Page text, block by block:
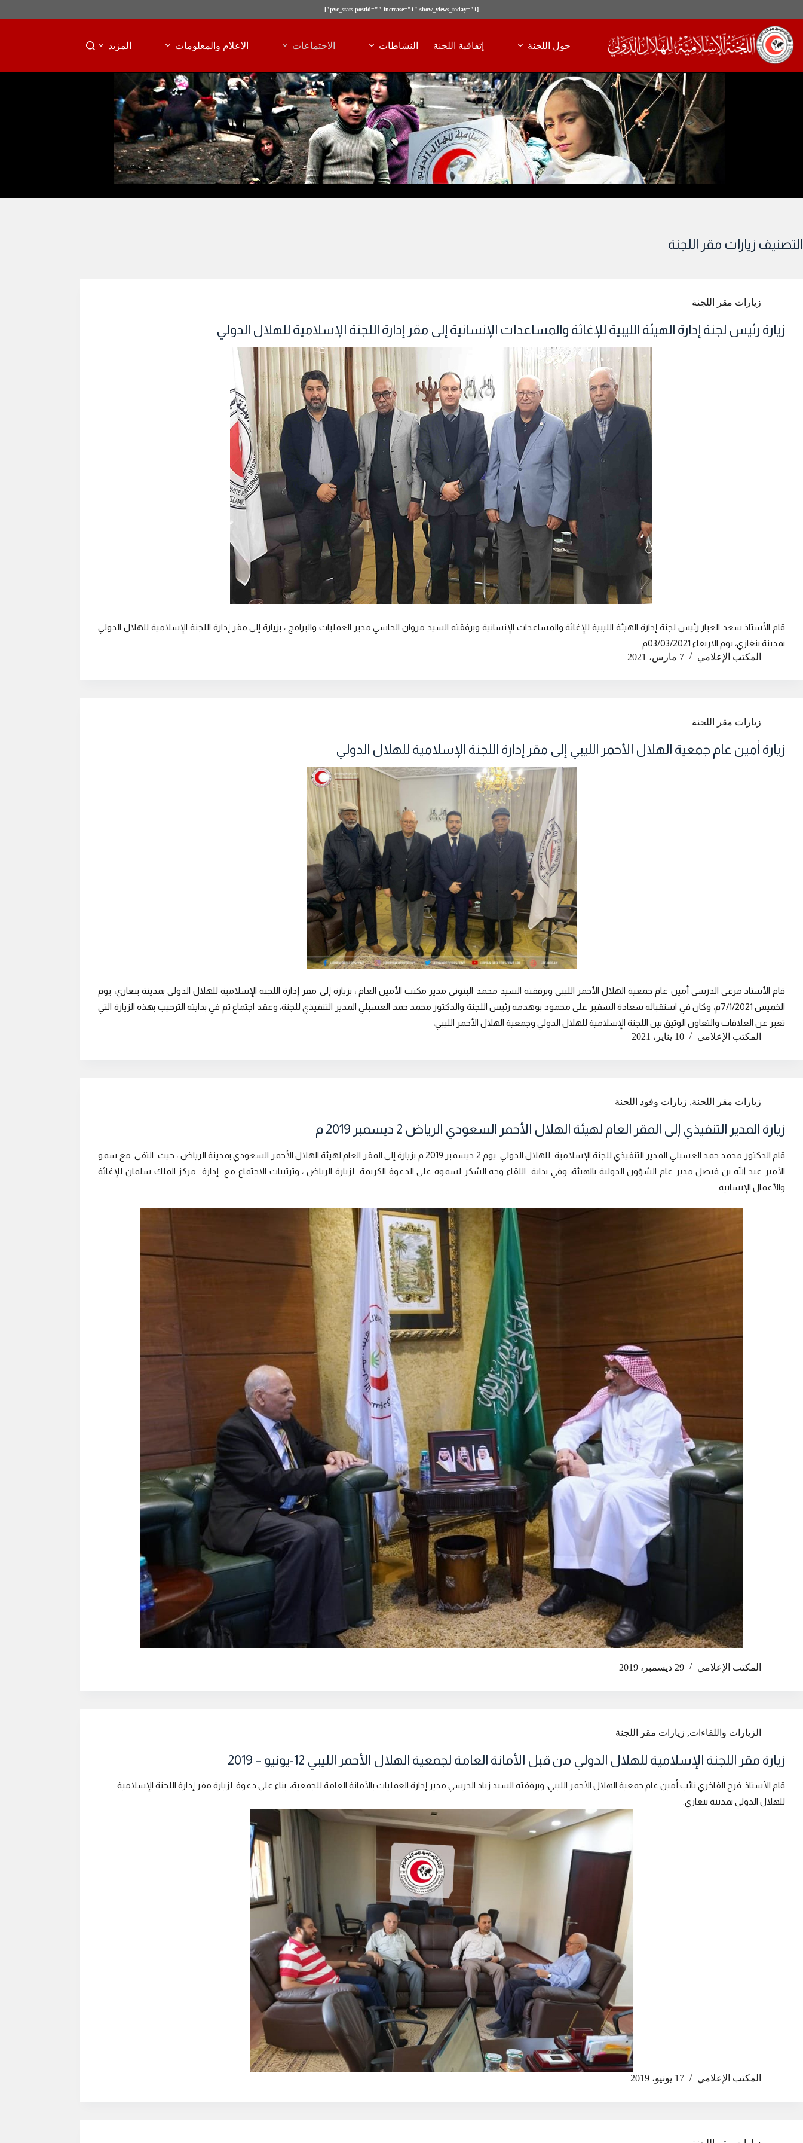
[pvc_stats postid="" increase="1" show_views_today="1"]
التجاوز
إلى
المحتوى
حول اللجنة إتفاقية اللجنة النشاطات الاجتماعات الاعلام والمعلومات المزيد
التصنيف زيارات مقر اللجنة
زيارات مقر اللجنة
زيارة رئيس لجنة إدارة الهيئة الليبية للإغاثة والمساعدات الإنسانية إلى مقر إدارة اللجنة الإسلامية للهلال الدولي
قام الأستاذ سعد العبار رئيس لجنة إدارة الهيئة الليبية للإغاثة والمساعدات الإنسانية وبرفقته السيد مروان الحاسي مدير العمليات والبرامج ، بزيارة إلى مقر إدارة اللجنة الإسلامية للهلال الدولي
بمدينة بنغازي، يوم الاربعاء 03/03/2021م
المكتب الإعلامي
7 مارس، 2021
زيارات مقر اللجنة
زيارة أمين عام جمعية الهلال الأحمر الليبي إلى مقر إدارة اللجنة الإسلامية للهلال الدولي
قام الأستاذ مرعي الدرسي أمين عام جمعية الهلال الأحمر الليبي وبرفقته السيد محمد البنوني مدير مكتب الأمين العام ، بزيارة إلى مقر إدارة اللجنة الإسلامية للهلال الدولي بمدينة بنغازي، يوم
الخميس 7/1/2021م، وكان في استقباله سعادة السفير على محمود بوهدمه رئيس اللجنة والدكتور محمد حمد العسبلي المدير التنفيذي للجنة، وعقد اجتماع تم في بدايته الترحيب بهذه الزيارة التي
تعبر عن العلاقات والتعاون الوثيق بين اللجنة الإسلامية للهلال الدولي وجمعية الهلال الأحمر الليبي،
المكتب الإعلامي
10 يناير، 2021
زيارات مقر اللجنة, زيارات وفود اللجنة
زيارة المدير التنفيذي إلى المقر العام لهيئة الهلال الأحمر السعودي الرياض 2 ديسمبر 2019 م
قام الدكتور محمد حمد العسبلي المدير التنفيذي للجنة الإسلامية للهلال الدولي يوم 2 ديسمبر 2019 م بزيارة إلى المقر العام لهيئة الهلال الأحمر السعودي بمدينة الرياض ، حيث التقى مع سمو
الأمير عبد الله بن فيصل مدير عام الشؤون الدولية بالهيئة، وفي بداية اللقاء وجه الشكر لسموه على الدعوة الكريمة لزيارة الرياض ، وترتيبات الاجتماع مع إدارة مركز الملك سلمان للإغاثة
والأعمال الإنسانية
المكتب الإعلامي 29 ديسمبر، 2019
الزيارات واللقاءات, زيارات مقر اللجنة
زيارة مقر اللجنة الإسلامية للهلال الدولي من قبل الأمانة العامة لجمعية الهلال الأحمر الليبي 12-يونيو – 2019
قام الأستاذ فرج الفاخري نائب أمين عام جمعية الهلال الأحمر الليبي، وبرفقته السيد زياد الدرسي مدير إدارة العمليات بالأمانة العامة للجمعية، بناء على دعوة لزيارة مقر إدارة اللجنة الإسلامية
للهلال الدولي بمدينة بنغازي.
المكتب الإعلامي 17 يونيو، 2019